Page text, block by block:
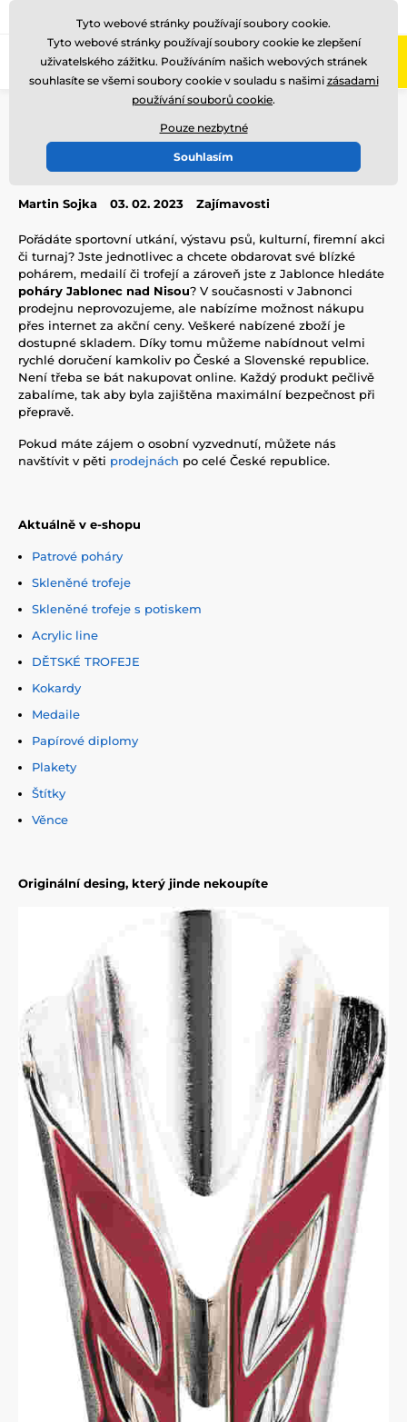
Zavolejte nám (Po-Pá 8-17)
Poháry Jablonec nad Nisou
Martin Sojka 03. 02. 2023 Zajímavosti
Pořádáte sportovní utkání, výstavu psů, kulturní, firemní akci
či turnaj? Jste jednotlivec a chcete obdarovat své blízké
pohárem, medailí či trofejí a zároveň jste z Jablonce hledáte
poháry Jablonec nad Nisou? V současnosti v Jabnonci
prodejnu neprovozujeme, ale nabízíme možnost nákupu
přes internet za akční ceny. Veškeré nabízené zboží je
dostupné skladem. Díky tomu můžeme nabídnout velmi
rychlé doručení kamkoliv po České a Slovenské republice.
Není třeba se bát nakupovat online. Každý produkt pečlivě
zabalíme, tak aby byla zajištěna maximální bezpečnost při
přepravě.
Pokud máte zájem o osobní vyzvednutí, můžete nás
navštívit v pěti prodejnách po celé České republice.
Aktuálně v e-shopu
Patrové poháry
Skleněné trofeje
Skleněné trofeje s potiskem
Acrylic line
DĚTSKÉ TROFEJE
Kokardy
Medaile
Papírové diplomy
Plakety
Štítky
Věnce
Originální desing, který jinde nekoupíte
Tyto webové stránky používají soubory cookie.
Tyto webové stránky používají soubory cookie ke zlepšení
uživatelského zážitku. Používáním našich webových stránek
souhlasíte se všemi soubory cookie v souladu s našimi zásadami
používání souborů cookie.
Pouze nezbytné
Souhlasím